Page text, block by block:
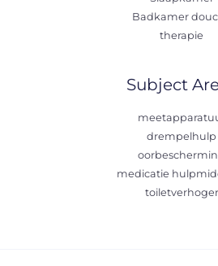
Badkamer
therapie
Subject
drempelhulp
medicatie
toiletverhoger